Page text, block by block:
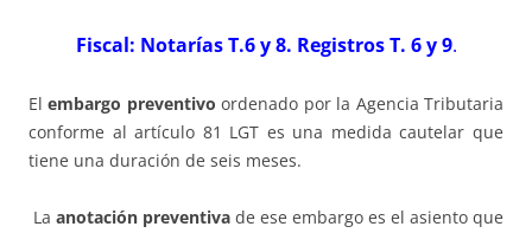
Fiscal: Notarías T.6 y 8. Registros T. 6 y 9.
Elembargo preventivo ordenado por la Agencia Tributaria
conforme al artículo 81 LGT es una medida cautelar que
tiene una duración de seis meses.
La anotación preventiva de ese embargo es el asiento que